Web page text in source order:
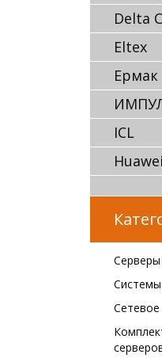
Delta
Eltex
Ермак
ICL
Huawei
Серверы